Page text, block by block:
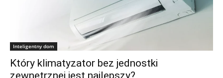
Inteligentny dom
Który klimatyzator bez jednostki
zewnętrznej jest najlepszy?